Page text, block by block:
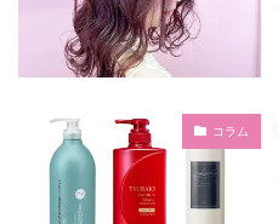
コラム